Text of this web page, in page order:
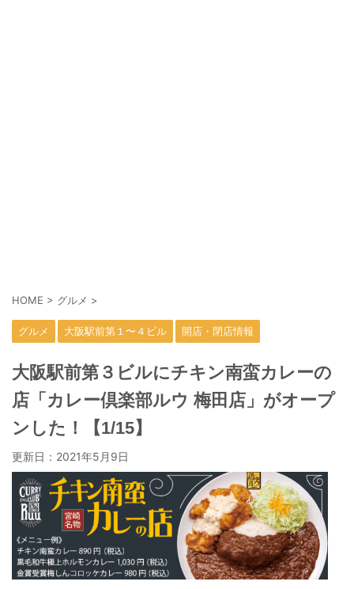
HOME > グルメ >
グルメ 大阪駅前第１〜４ビル 開店・閉店情報
大阪駅前第３ビルにチキン南蛮カレーの
店「カレー倶楽部ルウ 梅田店」がオープ
ンした！【1/15】
更新日： 2021年5月9日